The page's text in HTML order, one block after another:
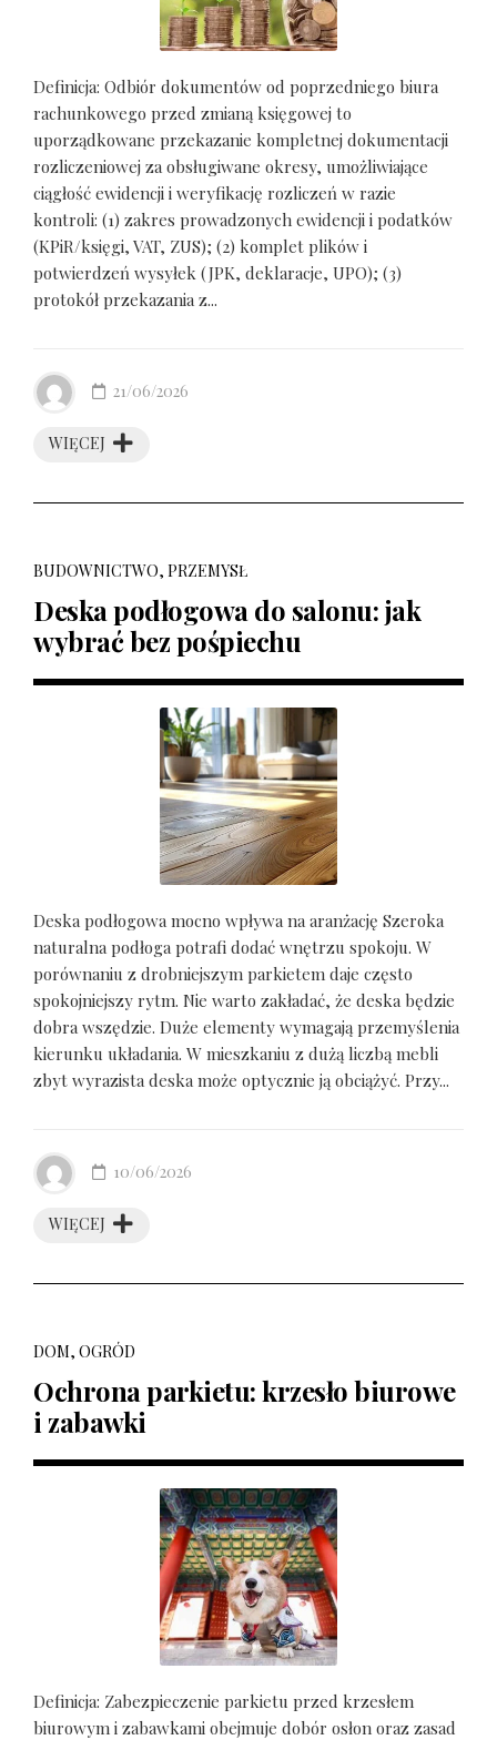
Definicja: Odbiór dokumentów od poprzedniego biura
rachunkowego przed zmianą księgowej to
uporządkowane przekazanie kompletnej dokumentacji
rozliczeniowej za obsługiwane okresy, umożliwiające
ciągłość ewidencji i weryfikację rozliczeń w razie
kontroli: (1) zakres prowadzonych ewidencji i podatków
(KPiR/księgi, VAT, ZUS); (2) komplet plików i
potwierdzeń wysyłek (JPK, deklaracje, UPO); (3)
protokół przekazania z...
WIĘCEJ
21/06/2026
BUDOWNICTWO, PRZEMYSŁ
Deska podłogowa do salonu: jak
wybrać bez pośpiechu
Deska podłogowa mocno wpływa na aranżację Szeroka
naturalna podłoga potrafi dodać wnętrzu spokoju. W
porównaniu z drobniejszym parkietem daje często
spokojniejszy rytm. Nie warto zakładać, że deska będzie
dobra wszędzie. Duże elementy wymagają przemyślenia
kierunku układania. W mieszkaniu z dużą liczbą mebli
zbyt wyrazista deska może optycznie ją obciążyć. Przy...
WIĘCEJ
10/06/2026
DOM, OGRÓD
Ochrona parkietu: krzesło biurowe
i zabawki
Definicja: Zabezpieczenie parkietu przed krzesłem
biurowym i zabawkami obejmuje dobór osłon oraz zasad